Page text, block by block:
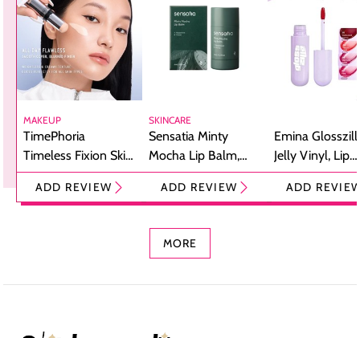
MAKEUP
TimePhoria
Timeless Fixion Skin
Tint Stick,
Foundation dan
ADD REVIEW
SKINCARE
Sensatia Minty
Mocha Lip Balm,
Pelembap Bibir
dengan Aroma
ADD REVIEW
Emina
Jelly Vinyl, Lip
Cream Glossy
Ringan
ADD
MORE